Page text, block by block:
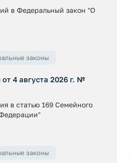
в Федеральный закон "О
законы
4 августа 2026 г. №
в статью 169 Семейного
законы